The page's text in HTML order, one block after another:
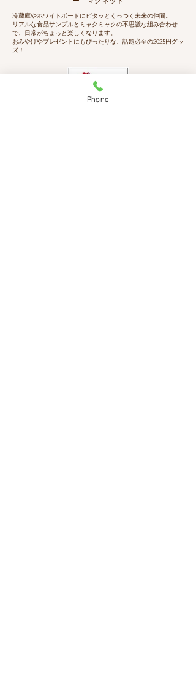
冷蔵庫やホワイトボードにピタッとくっつく未来の仲間。
リアルな食品サンプルとミャクミャクの不思議な組み合わせ
で、日常がちょっと楽しくなります。
おみやげやプレゼントにもぴったりな、話題必至の2025円グッ
ズ！
Phone